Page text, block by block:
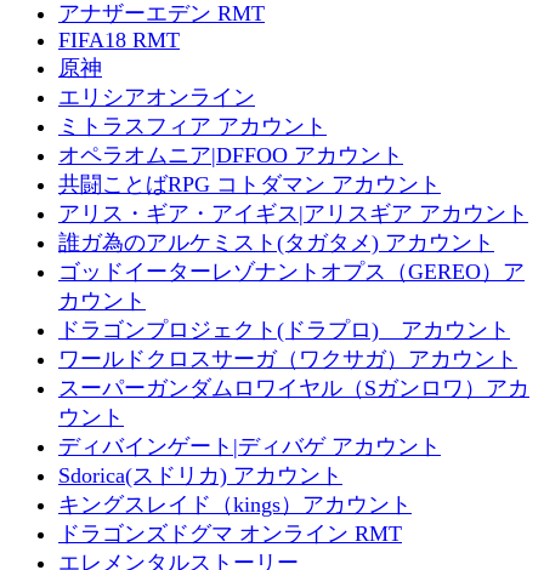
アナザーエデン RMT
FIFA18 RMT
原神
エリシアオンライン
ミトラスフィア アカウント
オペラオムニア|DFFOO アカウント
共闘ことばRPG コトダマン アカウント
アリス・ギア・アイギス|アリスギア アカウント
誰ガ為のアルケミスト(タガタメ) アカウント
ゴッドイーターレゾナントオプス（GEREO）ア
カウント
ドラゴンプロジェクト(ドラプロ) アカウント
ワールドクロスサーガ（ワクサガ）アカウント
スーパーガンダムロワイヤル（Sガンロワ）アカ
ウント
ディバインゲート|ディバゲ アカウント
Sdorica(スドリカ) アカウント
キングスレイド（kings）アカウント
ドラゴンズドグマ オンライン RMT
エレメンタルストーリー